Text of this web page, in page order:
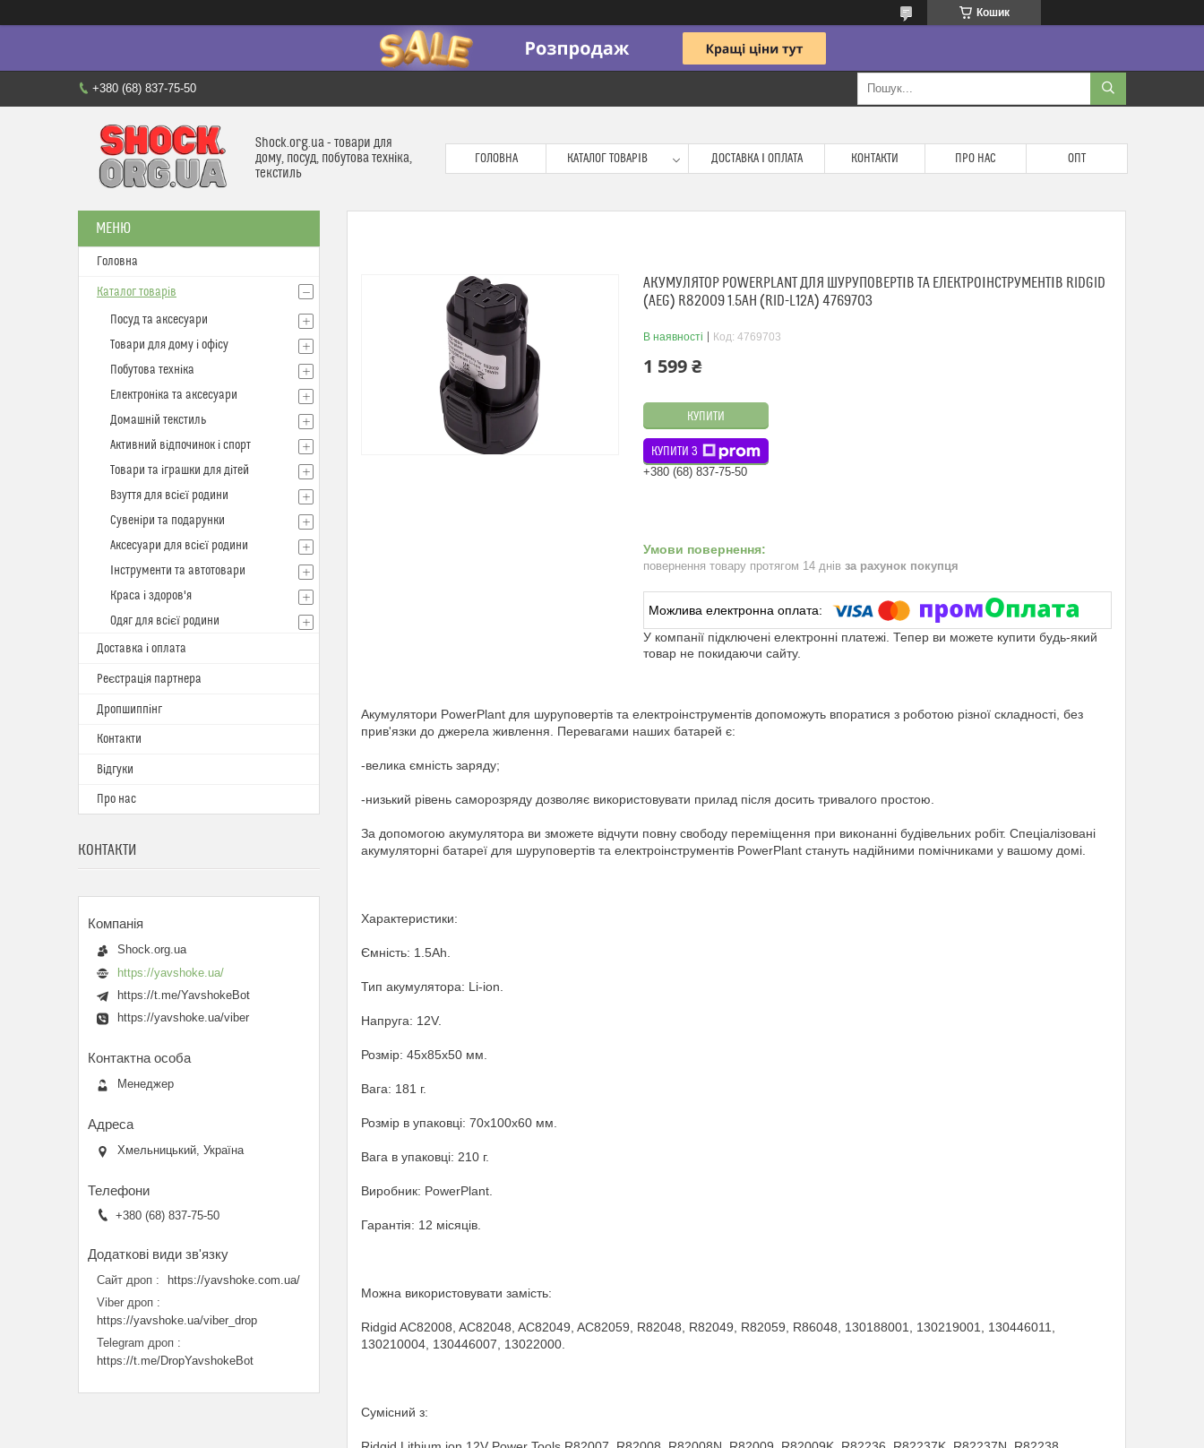
Кошик
+380 (68) 837-75-50
Shock.org.ua - товари для
дому, посуд, побутова техніка,
текстиль
ГОЛОВНА КАТАЛОГ ТОВАРІВ ДОСТАВКА І ОПЛАТА КОНТАКТИ ПРО НАС ОПТ
АКУМУЛЯТОР POWERPLANT ДЛЯ ШУРУПОВЕРТІВ ТА ЕЛЕКТРОІНСТРУМЕНТІВ RIDGID
(AEG) R82009 1.5AH (RID-L12A) 4769703
В наявності Код: 4769703
1 599 ₴
КУПИТИ
КУПИТИ З
+380 (68) 837-75-50
повернення товару протягом 14 днів за рахунок покупця
У компанії підключені електронні платежі. Тепер ви можете купити будь-який
товар не покидаючи сайту.
Акумулятори PowerPlant для шуруповертів та електроінструментів допоможуть впоратися з роботою різної складності, без
прив'язки до джерела живлення. Перевагами наших батарей є:
-велика ємність заряду;
-низький рівень саморозряду дозволяє використовувати прилад після досить тривалого простою.
За допомогою акумулятора ви зможете відчути повну свободу переміщення при виконанні будівельних робіт. Спеціалізовані
акумуляторні батареї для шуруповертів та електроінструментів PowerPlant стануть надійними помічниками у вашому домі.
Характеристики:
Ємність: 1.5Ah.
Тип акумулятора: Li-ion.
Напруга: 12V.
Розмір: 45x85x50 мм.
Вага: 181 г.
Розмір в упаковці: 70x100x60 мм.
Вага в упаковці: 210 г.
Виробник: PowerPlant.
Гарантія: 12 місяців.
Можна використовувати замість:
Ridgid AC82008, AC82048, AC82049, AC82059, R82048, R82049, R82059, R86048, 130188001, 130219001, 130446011,
130210004, 130446007, 13022000.
Сумісний з:
Головна
Каталог товарів
Посуд та аксесуари
Товари для дому і офісу
Побутова техніка
Електроніка та аксесуари
Домашній текстиль
Активний відпочинок і спорт
Товари та іграшки для дітей
Взуття для всієї родини
Сувеніри та подарунки
Аксесуари для всієї родини
Інструменти та автотовари
Краса і здоров'я
Одяг для всієї родини
Доставка і оплата
Реєстрація партнера
Дропшиппінг
Контакти
Відгуки
Про нас
КОНТАКТИ
Shock.org.ua
https://yavshoke.ua/
https://t.me/YavshokeBot
https://yavshoke.ua/viber
Менеджер
Хмельницький, Україна
+380 (68) 837-75-50
Сайт дроп
https://yavshoke.com.ua/
Viber дроп
https://yavshoke.ua/viber_drop
Telegram дроп
https://t.me/DropYavshokeBot